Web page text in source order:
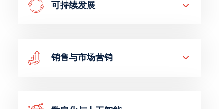
可持续发展
销售与市场营销